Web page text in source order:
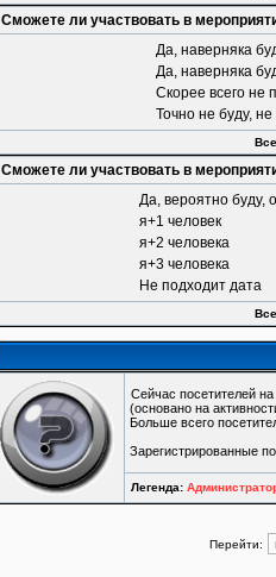
Сможете ли участвовать в
Да, наверняка
Да, наверняка
Скорее всего не
Точно не буду,
Сможете ли участвовать в
Да, вероятно буду,
я+1 человек
я+2 человека
я+3 человека
Не подходит дата
Сейчас посетителей
(основано на
Больше всего
Зарегистрированные
Легенда:
Перейти: